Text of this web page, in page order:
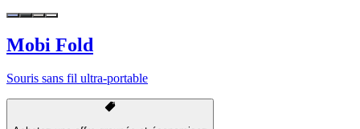
Mobi Fold
Souris sans fil ultra-portable